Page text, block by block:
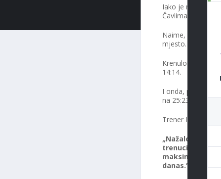
Iako je mlada
Čavlima, može se
Naime, današnji
mjesto. Obzirom
Krenulo je dobro
14:14.
I onda, početkom
na 25:23. Na
Trener Inko
„Nažalost,
trenucima,
maksimum,
danas.“